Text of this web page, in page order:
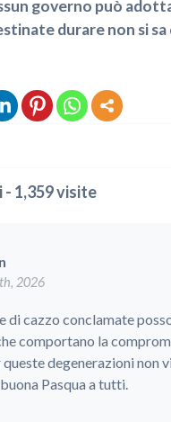
governo può
durare non si
- 1,359 visite
2026
di cazzo conclamate
comportano la
degenerazioni non
Pasqua a tutti.